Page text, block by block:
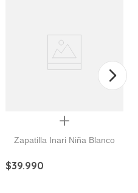
Quickview
Zapatilla Inari Niña Blanco
$39.990